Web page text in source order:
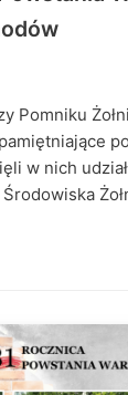
Pomniku
w nich